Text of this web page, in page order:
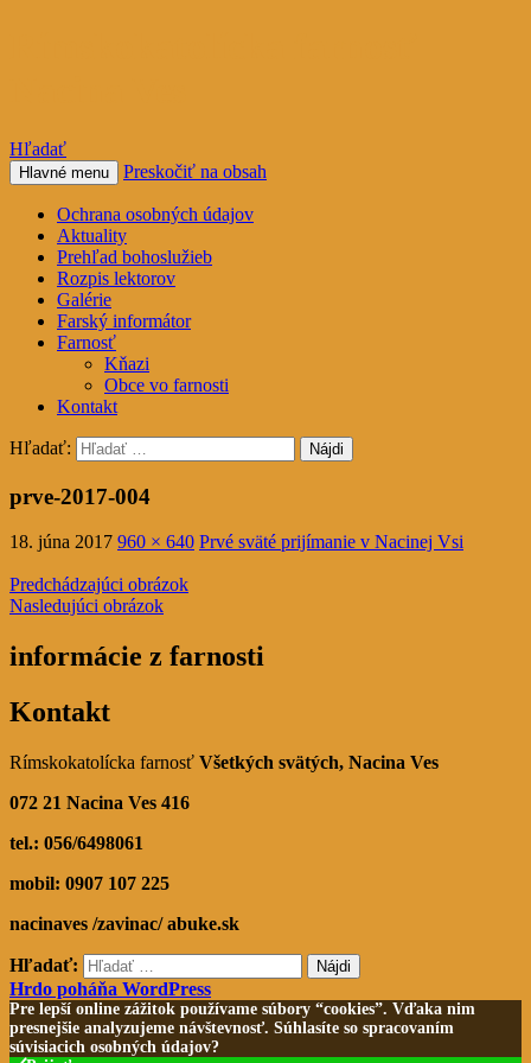
Hľadať
Hlavné menu Preskočiť na obsah
Ochrana osobných údajov
Aktuality
Prehľad bohoslužieb
Rozpis lektorov
Galérie
Farský informátor
Farnosť
Kňazi
Obce vo farnosti
Kontakt
Hľadať:
prve-2017-004
18. júna 2017 960 × 640 Prvé sväté prijímanie v Nacinej Vsi
Predchádzajúci obrázok
Nasledujúci obrázok
informácie z farnosti
Kontakt
Rímskokatolícka farnosť Všetkých svätých, Nacina Ves
072 21 Nacina Ves 416
tel.: 056/6498061
mobil: 0907 107 225
nacinaves /zavinac/ abuke.sk
Hľadať:
Hrdo poháňa WordPress
Pre lepší online zážitok používame súbory “cookies”. Vďaka nim
presnejšie analyzujeme návštevnosť. Súhlasíte so spracovaním
súvisiacich osobných údajov?